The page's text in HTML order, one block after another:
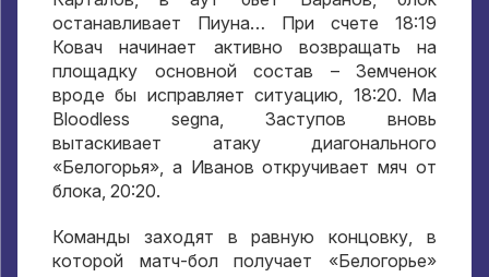
останавливает Пиуна… При счете 18:19
Ковач начинает активно возвращать на
площадку основной состав – Земченок
вроде бы исправляет ситуацию , 18:20. Ma
Bloodless segna, Заступов вновь
вытаскивает атаку диагонального
«Белогорья» а Иванов откручивает мяч от
блока , 20:20.
Команды заходят в равную концовку ,в
которой матч-бол получает «Белогорье»